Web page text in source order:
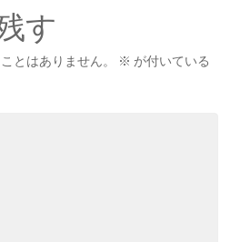
す
とはありません。 ※ が付いている